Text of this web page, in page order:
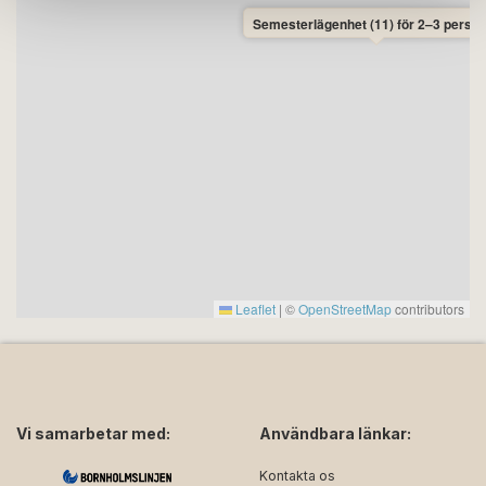
Semesterlägenhet (11) för 2–3
Leaflet | ©OpenStreetMapcontributors
Vi samarbetar med: Användbara länkar:
Kontakta os